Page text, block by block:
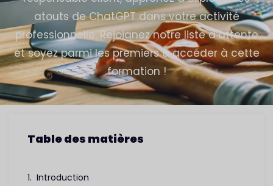
atouts de ChatGPT dans votre activité
professionnelle. Rejoignez notre liste d’attente
et soyez parmi les premiers à accéder à cette
formation !
Table des matières
Introduction